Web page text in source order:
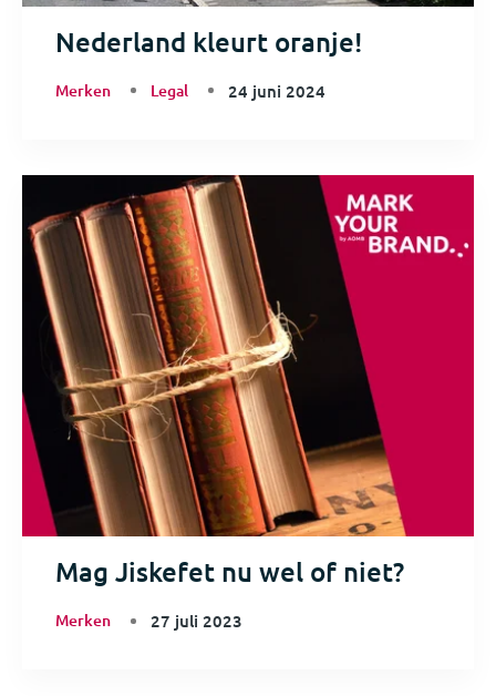
Nederland kleurt oranje!
Merken Legal 24 juni 2024
Mag Jiskefet nu wel of niet?
Merken 27 juli 2023